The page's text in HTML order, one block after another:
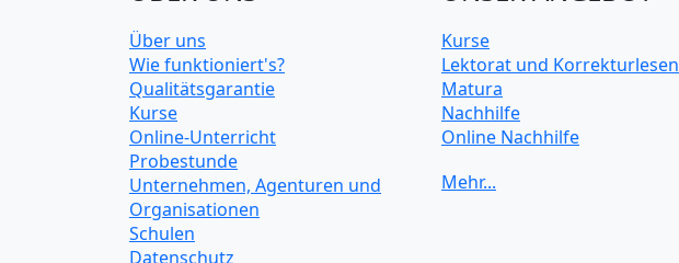
Über uns
Wie funktioniert's?
Qualitätsgarantie
Kurse
Online-Unterricht
Probestunde
Unternehmen, Agenturen und
Organisationen
Schulen
Datenschutz
Kurse
Lektorat und Korrekturlesen
Matura
Nachhilfe
Online Nachhilfe